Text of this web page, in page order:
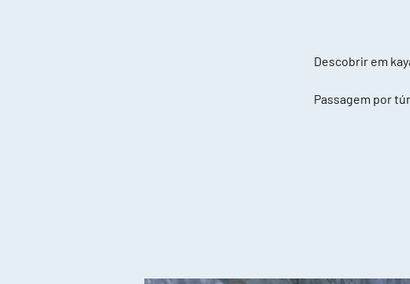
Descobrir em
Passagem por